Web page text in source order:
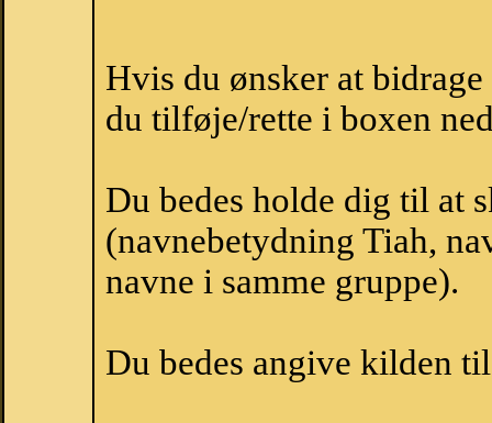
Hvis du ønsker at
du tilføje/rette i boxen
Du bedes holde dig til at
(navnebetydning Tiah,
navne i samme gruppe).
Du bedes angive kilden